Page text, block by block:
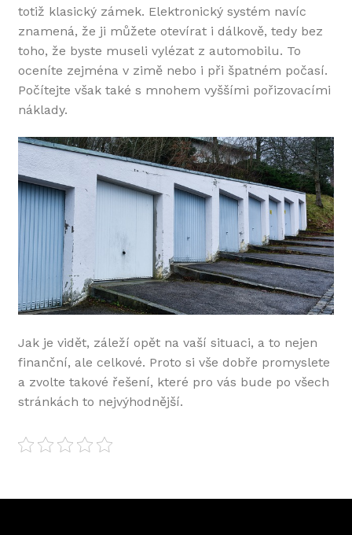
totiž klasický zámek. Elektronický systém navíc
znamená, že ji můžete otevírat i dálkově, tedy bez
toho, že byste museli vylézat z automobilu. To
oceníte zejména v zimě nebo i při špatném počasí.
Počítejte však také s mnohem vyššími pořizovacími
náklady.
Jak je vidět, záleží opět na vaší situaci, a to nejen
finanční, ale celkové. Proto si vše dobře promyslete
a zvolte takové řešení, které pro vás bude po všech
stránkách to nejvýhodnější.